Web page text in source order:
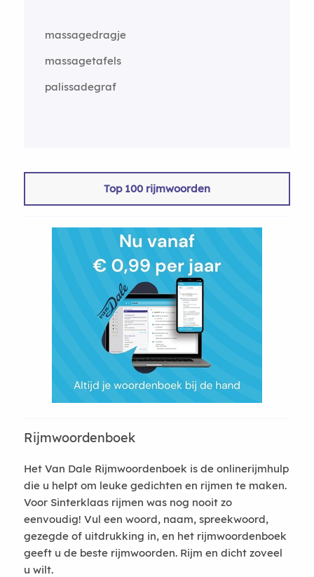
massagedragje
massagetafels
palissadegraf
Top 100 rijmwoorden
Rijmwoordenboek
Het Van Dale Rijmwoordenboek is de onlinerijmhulp
die u helpt om leuke gedichten en rijmen te maken.
Voor Sinterklaas rijmen was nog nooit zo
eenvoudig! Vul een woord, naam, spreekwoord,
gezegde of uitdrukking in, en het rijmwoordenboek
geeft u de beste rijmwoorden. Rijm en dicht zoveel
u wilt.